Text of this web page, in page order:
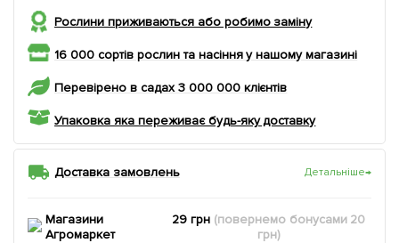
Рослини приживаються або робимо заміну
16 000 сортів рослин та насіння у нашому магазині
Перевірено в садах 3 000 000 клієнтів
Упаковка яка переживає будь-яку доставку
Доставка замовлень Детальніше→
Магазини
Агромаркет
29 грн (повернемобонусами 20
грн)